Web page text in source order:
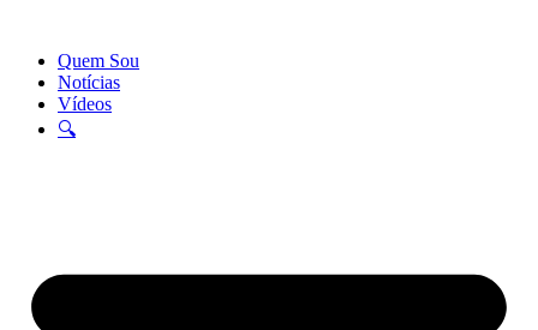
Quem Sou
Notícias
Vídeos
🔍